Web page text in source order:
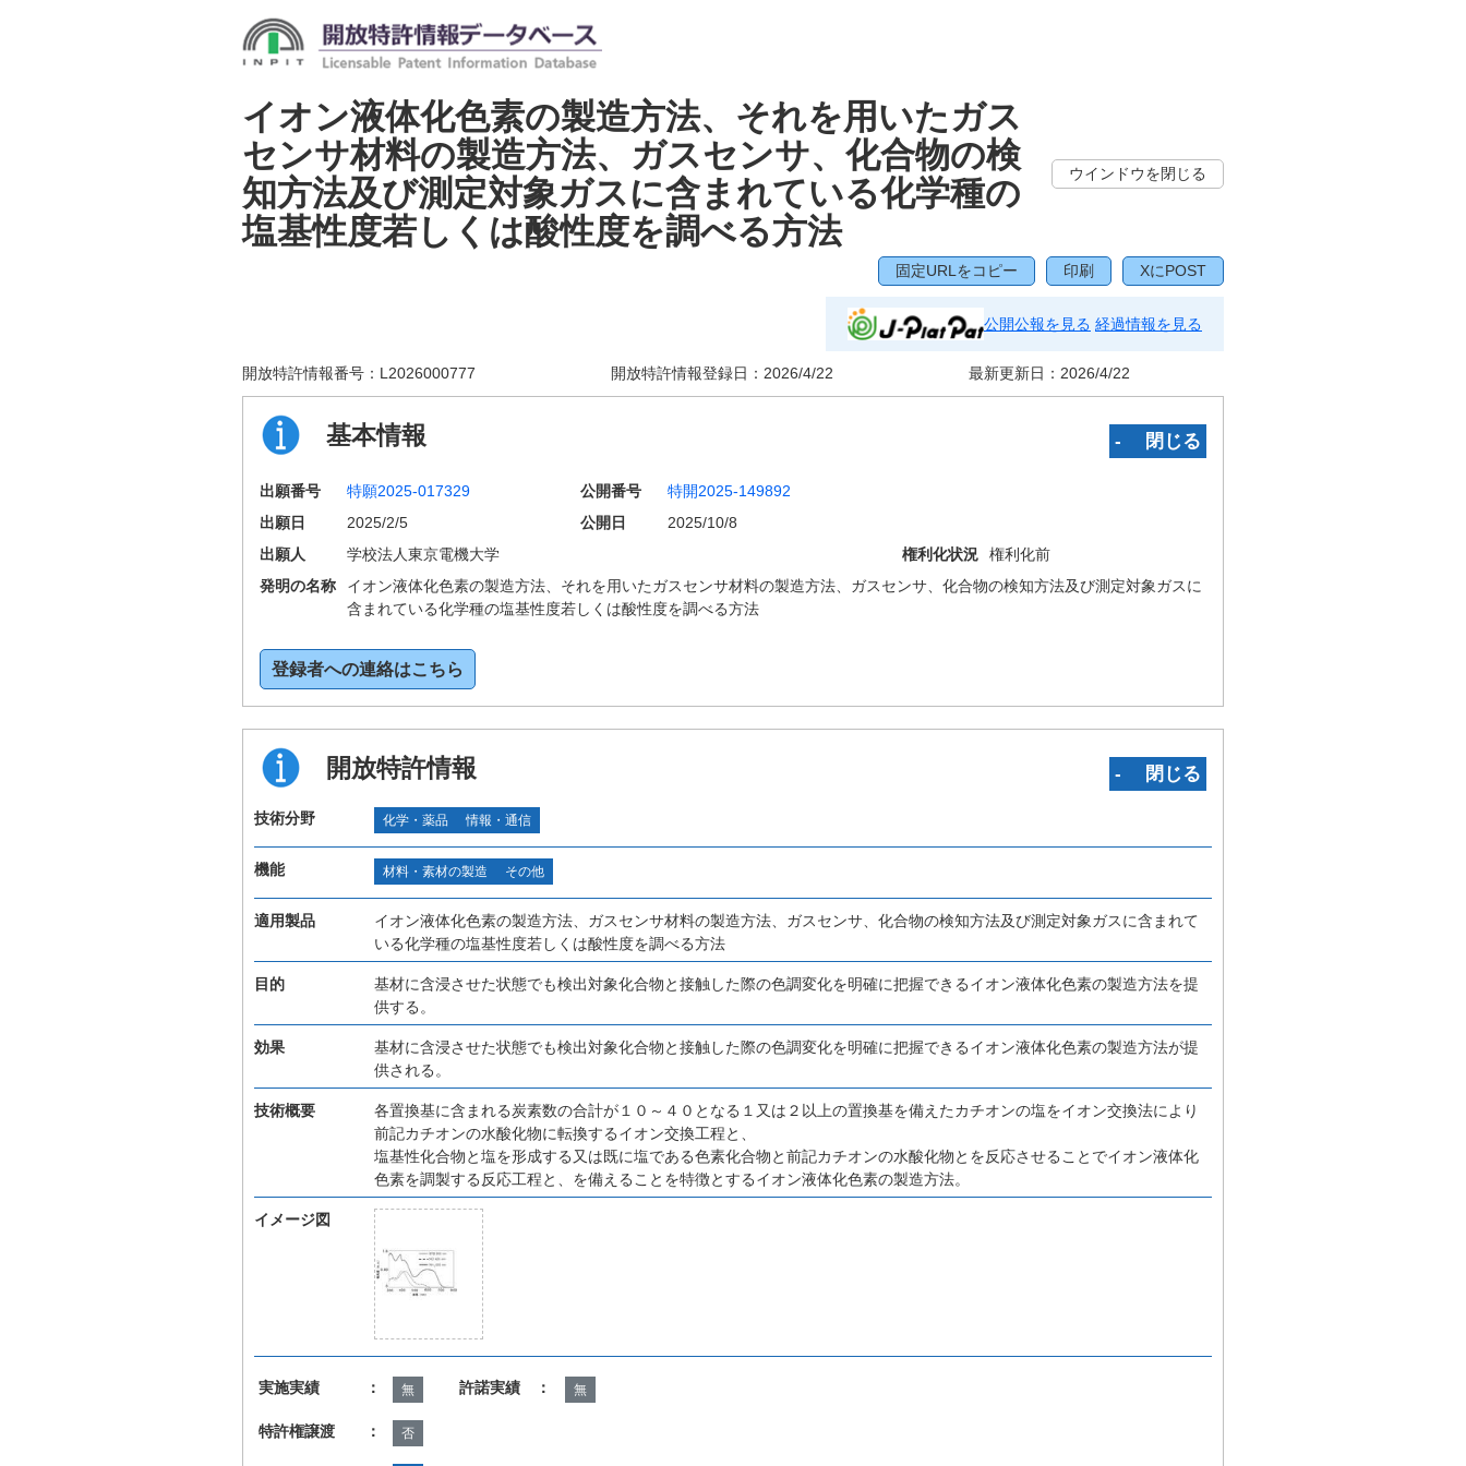
イオン液体化色素の製造方法、それを用いたガス
センサ材料の製造方法、ガスセンサ、化合物の検
知方法及び測定対象ガスに含まれている化学種の
塩基性度若しくは酸性度を調べる方法
ウインドウを閉じる
固定URLをコピー 印刷 XにPOST
公開公報を見る 経過情報を見る
開放特許情報番号： L2026000777 開放特許情報登録日： 2026/4/22 最新更新日： 2026/4/22
基本情報 ‐ 閉じる
出願番号 特願2025-017329 公開番号
特開2025-149892
出願日
2025/2/5 公開日
2025/10/8
出願人
学校法人東京電機大学 権利化状況
権利化前
発明の名称
イオン液体化色素の製造方法、それを用いたガスセンサ材料の製造方法、ガスセンサ、化合物の検知方法及び測定対象ガスに
含まれている化学種の塩基性度若しくは酸性度を調べる方法
登録者への連絡はこちら
開放特許情報 ‐ 閉じる
技術分野 化学・薬品 情報・通信
機能 材料・素材の製造 その他
適用製品
イオン液体化色素の製造方法、ガスセンサ材料の製造方法、ガスセンサ、化合物の検知方法及び測定対象ガスに含まれて
いる化学種の塩基性度若しくは酸性度を調べる方法
目的
基材に含浸させた状態でも検出対象化合物と接触した際の色調変化を明確に把握できるイオン液体化色素の製造方法を提
供する。
効果
基材に含浸させた状態でも検出対象化合物と接触した際の色調変化を明確に把握できるイオン液体化色素の製造方法が提
供される。
技術概要
各置換基に含まれる炭素数の合計が１０～４０となる１又は２以上の置換基を備えたカチオンの塩をイオン交換法により
前記カチオンの水酸化物に転換するイオン交換工程と、
塩基性化合物と塩を形成する又は既に塩である色素化合物と前記カチオンの水酸化物とを反応させることでイオン液体化
色素を調製する反応工程と、を備えることを特徴とするイオン液体化色素の製造方法。
イメージ図
実施実績 ： 無 許諾実績 ： 無
特許権譲渡 ： 否